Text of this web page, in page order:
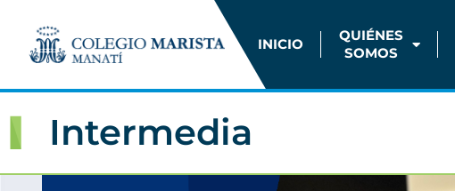
INICIO
QUIÉNES
SOMOS
Intermedia